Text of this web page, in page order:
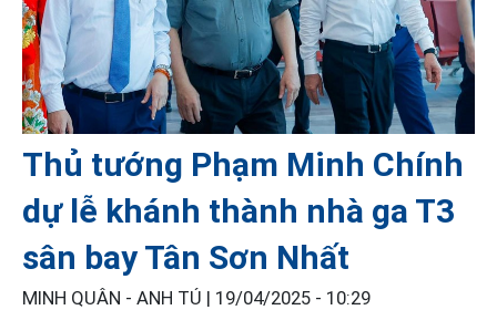
Thủ tướng Phạm Minh Chính
dự lễ khánh thành nhà ga T3
sân bay Tân Sơn Nhất
MINH QUÂN - ANH TÚ | 19/04/2025 - 10:29